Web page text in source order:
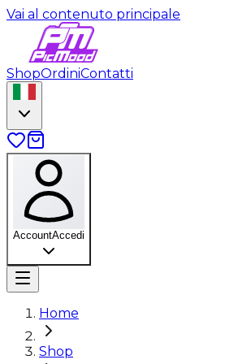
Vai al contenuto principale
ShopOrdiniContatti
AccountAccedi
Home
Shop